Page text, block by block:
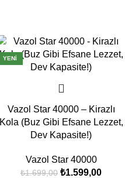
-6%
YENI
Vazol Star 40000 – Kirazlı
Kola (Buz Gibi Efsane Lezzet,
Dev Kapasite!)
Vazol Star 40000
₺1.699,00 ₺1.599,00